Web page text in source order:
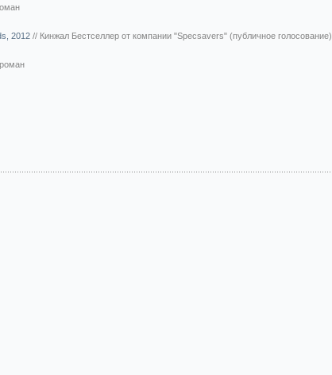
2012 // Кинжал Бестселлер от компании "Specsavers" (публичное голосование)